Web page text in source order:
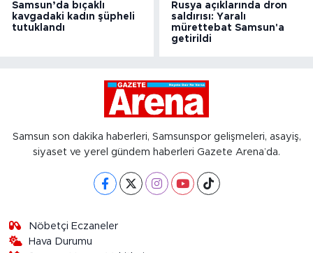
Samsun’da bıçaklı
kavgadaki kadın şüpheli
tutuklandı
Rusya açıklarında dron
saldırısı: Yaralı
mürettebat Samsun'a
getirildi
Samsun son dakika haberleri, Samsunspor gelişmeleri, asayiş,
siyaset ve yerel gündem haberleri Gazete Arena’da.
Nöbetçi Eczaneler
Hava Durumu